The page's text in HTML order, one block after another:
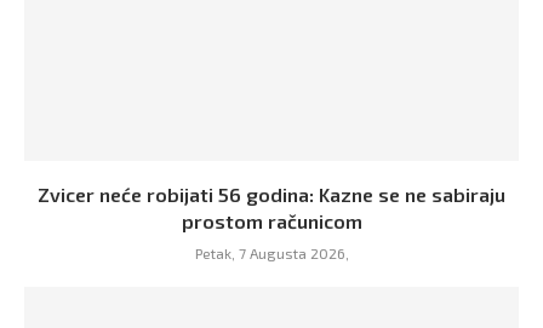
Zvicer neće robijati 56 godina: Kazne se ne sabiraju
prostom računicom
Petak, 7 Augusta 2026,